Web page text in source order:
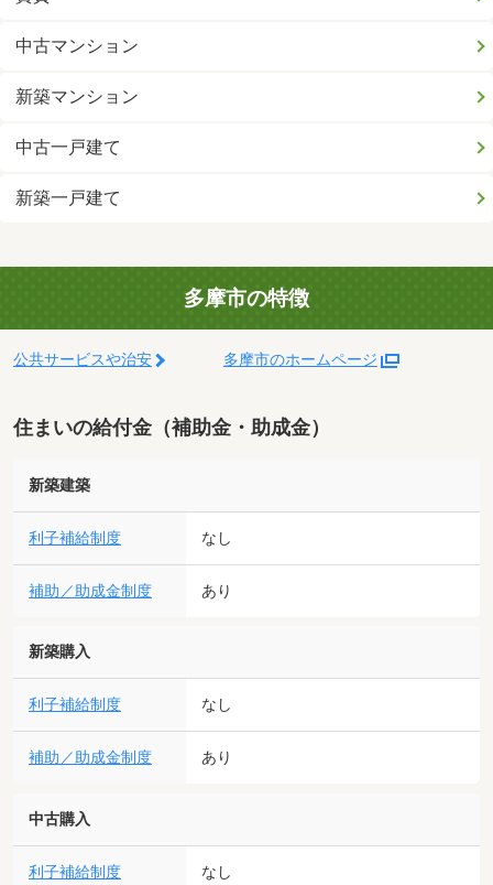
中古マンション
新築マンション
中古一戸建て
新築一戸建て
多摩市の特徴
公共サービスや治安 多摩市のホームページ
住まいの給付金（補助金・助成金）
新築建築
利子補給制度 なし
補助／助成金制度 あり
新築購入
利子補給制度 なし
補助／助成金制度 あり
中古購入
利子補給制度 なし